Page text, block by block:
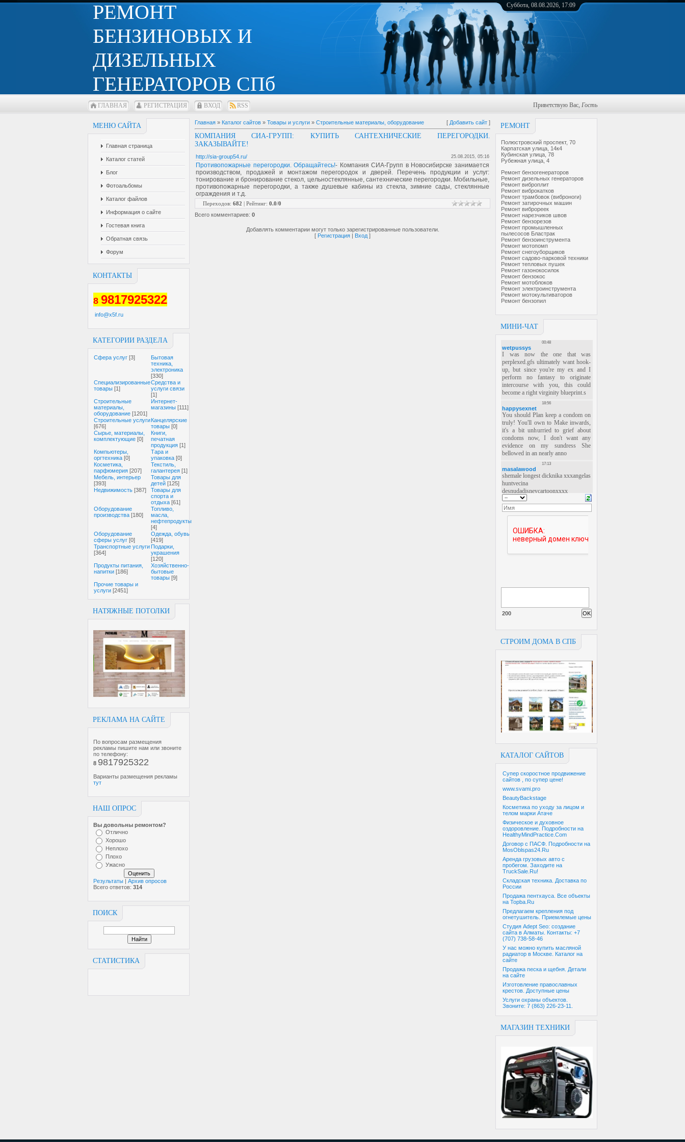
РЕМОНТ
БЕНЗИНОВЫХ И
ДИЗЕЛЬНЫХ
ГЕНЕРАТОРОВ СПб
Суббота, 08.08.2026, 17:09
ГЛАВНАЯ РЕГИСТРАЦИЯ ВХОД RSS Приветствую Вас, Гость
МЕНЮ САЙТА
Главная страница
Каталог статей
Блог
Фотоальбомы
Каталог файлов
Информация о сайте
Гостевая книга
Обратная связь
Форум
КОНТАКТЫ
8 9817925322
info@x5f.ru
КАТЕГОРИИ РАЗДЕЛА
Cфера услуг [3]
Бытовая
техника,
электроника
[330]
Специализированные
товары [1]
Средства и
услуги связи
[1]
Строительные
материалы,
оборудование [1201]
Интернет-
магазины [111]
Строительные услуги
[676]
Канцелярские
товары [0]
Сырье, материалы,
комплектующие [0]
Книги,
печатная
продукция [1]
Компьютеры,
оргтехника [0]
Тара и
упаковка [0]
Косметика,
парфюмерия [207]
Текстиль,
галантерея [1]
Мебель, интерьер
[393]
Товары для
детей [125]
Недвижимость [387]
Товары для
спорта и
отдыха [61]
Оборудование
производства [180]
Топливо,
масла,
нефтепродукты
[4]
Оборудование
сферы услуг [0]
Одежда, обувь
[419]
Транспортные услуги
[364]
Подарки,
украшения
[120]
Продукты питания,
напитки [186]
Хозяйственно-
бытовые
товары [9]
Прочие товары и
услуги [2451]
НАТЯЖНЫЕ ПОТОЛКИ
РЕКЛАМА НА САЙТЕ
По вопросам размещения
рекламы пишите нам или звоните
по телефону:
8 9817925322
Варианты размещения рекламы
тут
НАШ ОПРОС
Вы довольны ремонтом?
Отлично
Хорошо
Неплохо
Плохо
Ужасно
Результаты
Архив опросов
Всего ответов: 314
ПОИСК
СТАТИСТИКА
РЕМОНТ
Полюстровский проспект, 70
Карпатская улица, 14к4
Кубинская улица, 78
Рубежная улица, 4
Ремонт бензогенераторов
Ремонт дизельных генераторов
Ремонт виброплит
Ремонт виброкатков
Ремонт трамбовок (виброноги)
Ремонт затирочных машин
Ремонт виброреек
Ремонт нарезчиков швов
Ремонт бензорезов
Ремонт промышленных
пылесосов Бластрак
Ремонт бензоинструмента
Ремонт мотопомп
Ремонт снегоуборщиков
Ремонт садово-парковой техники
Ремонт тепловых пушек
Ремонт газонокосилок
Ремонт бензокос
Ремонт мотоблоков
Ремонт электроинструмента
Ремонт мотокультиваторов
Ремонт бензопил
МИНИ-ЧАТ
200
СТРОИМ ДОМА В СПБ
КАТАЛОГ САЙТОВ
Супер скоростное продвижение
сайтов , по супер цене!
www.svami.pro
BeautyBackstage
Косметика по уходу за лицом и
телом марки Атаче
Физическое и духовное
оздоровление. Подробности на
HealthyMindPractice.Com
Договор с ПАСФ. Подробности на
MosOblspas24.Ru
Аренда грузовых авто с
пробегом. Заходите на
TruckSale.Ru!
Складская техника. Доставка по
России
Продажа пентхауса. Все объекты
на Topba.Ru
Предлагаем крепления под
огнетушитель. Приемлемые цены
Студия Adept Seo: создание
сайта в Алматы. Контакты: +7
(707) 738-58-46
У нас можно купить масляной
радиатор в Москве. Каталог на
сайте
Продажа песка и щебня. Детали
на сайте
Изготовление православных
крестов. Доступные цены
Услуги охраны объектов.
Звоните: 7 (863) 226-23-11.
МАГАЗИН ТЕХНИКИ
Главная » Каталог сайтов » Товары и услуги » Строительные материалы, оборудование [ Добавить сайт ]
КОМПАНИЯ СИА-ГРУПП: КУПИТЬ САНТЕХНИЧЕСКИЕ ПЕРЕГОРОДКИ.
ЗАКАЗЫВАЙТЕ!
http://sia-group54.ru/ 25.08.2015, 05:16
Противопожарные перегородки. Обращайтесь!- Компания СИА-Групп в Новосибирске занимается
производством, продажей и монтажом перегородок и дверей. Перечень продукции и услуг:
тонирование и бронирование стекол, цельностеклянные, сантехнические перегородки. Мобильные,
противопожарные перегородки, а также душевые кабины из стекла, зимние сады, стеклянные
ограждения и т.д.
Переходов: 682 | Рейтинг: 0.0/0
Всего комментариев: 0
Добавлять комментарии могут только зарегистрированные пользователи.
[ Регистрация | Вход ]